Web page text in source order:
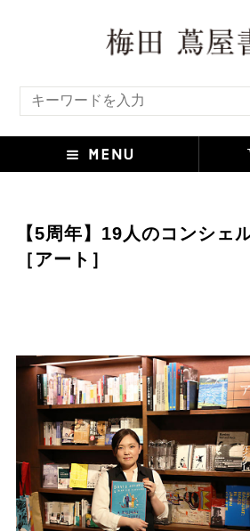
【5周年】19人のコンシ
［アート］